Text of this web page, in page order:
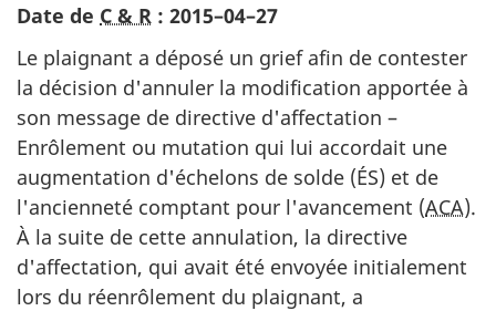
Date de C & R : 2015–04–27
Le plaignant a déposé un grief afin de contester
la décision d'annuler la modification apportée à
son message de directive d'affectation –
Enrôlement ou mutation qui lui accordait une
augmentation d'échelons de solde (ÉS) et de
l'ancienneté comptant pour l'avancement (ACA).
À la suite de cette annulation, la directive
d'affectation, qui avait été envoyée initialement
lors du réenrôlement du plaignant, a